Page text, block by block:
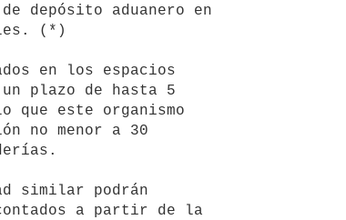
(*)
plazo de hasta 5
que este organismo
no menor a 30
a partir de la